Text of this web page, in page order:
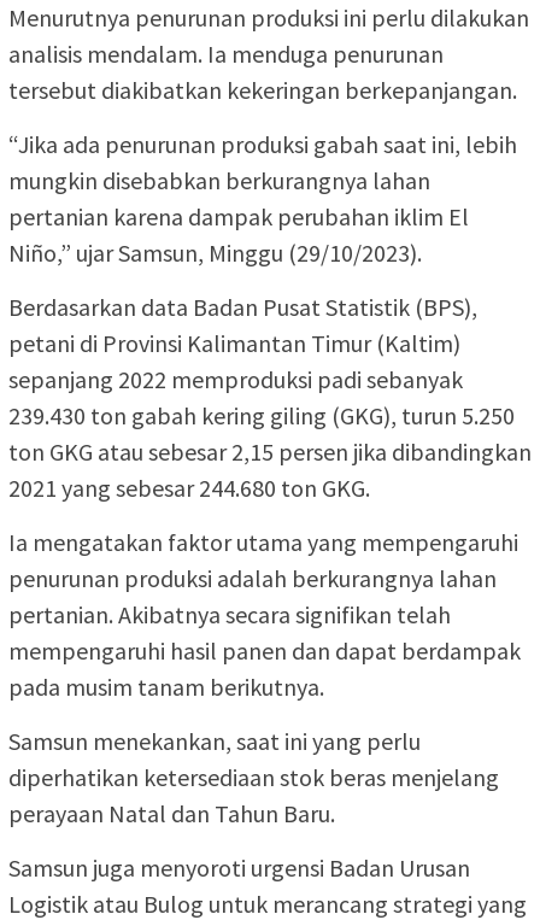
Menurutnya penurunan produksi ini perlu dilakukan
analisis mendalam. Ia menduga penurunan
tersebut diakibatkan kekeringan berkepanjangan.
“Jika ada penurunan produksi gabah saat ini, lebih
mungkin disebabkan berkurangnya lahan
pertanian karena dampak perubahan iklim El
Niño,” ujar Samsun, Minggu (29/10/2023).
Berdasarkan data Badan Pusat Statistik (BPS),
petani di Provinsi Kalimantan Timur (Kaltim)
sepanjang 2022 memproduksi padi sebanyak
239.430 ton gabah kering giling (GKG), turun 5.250
ton GKG atau sebesar 2,15 persen jika dibandingkan
2021 yang sebesar 244.680 ton GKG.
Ia mengatakan faktor utama yang mempengaruhi
penurunan produksi adalah berkurangnya lahan
pertanian. Akibatnya secara signifikan telah
mempengaruhi hasil panen dan dapat berdampak
pada musim tanam berikutnya.
Samsun menekankan, saat ini yang perlu
diperhatikan ketersediaan stok beras menjelang
perayaan Natal dan Tahun Baru.
Samsun juga menyoroti urgensi Badan Urusan
Logistik atau Bulog untuk merancang strategi yang